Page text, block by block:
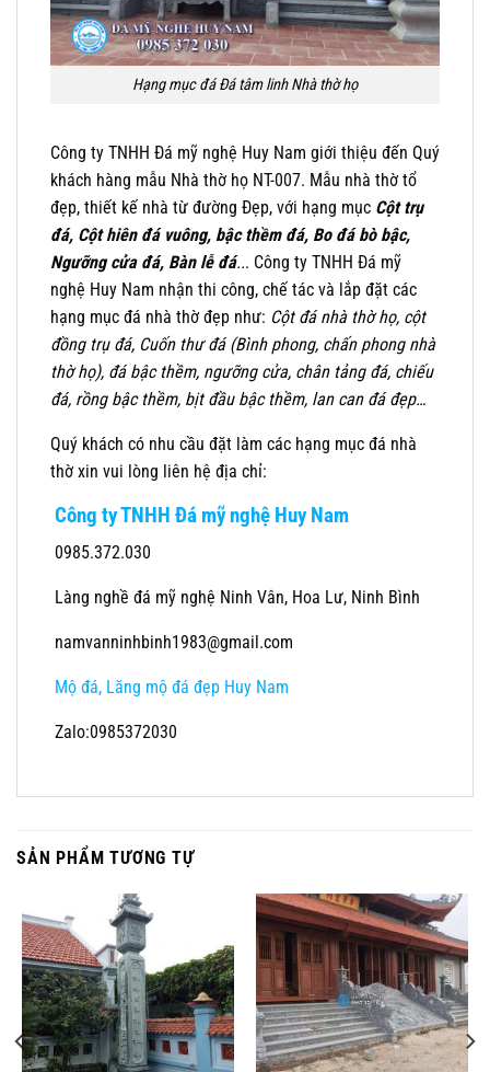
Hạng mục đá Đá tâm linh Nhà thờ họ
Công ty TNHH Đá mỹ nghệ Huy Nam giới thiệu đến Quý
khách hàng mẫu Nhà thờ họ NT-007. Mẫu nhà thờ tổ
đẹp, thiết kế nhà từ đường Đẹp, với hạng mục Cột trụ
đá, Cột hiên đá vuông, bậc thềm đá, Bo đá bò bậc,
Ngưỡng cửa đá, Bàn lễ đá... Công ty TNHH Đá mỹ
nghệ Huy Nam nhận thi công, chế tác và lắp đặt các
hạng mục đá nhà thờ đẹp như: Cột đá nhà thờ họ, cột
đồng trụ đá, Cuốn thư đá (Bình phong, chấn phong nhà
thờ họ), đá bậc thềm, ngưỡng cửa, chân tảng đá, chiếu
đá, rồng bậc thềm, bịt đầu bậc thềm, lan can đá đẹp…
Quý khách có nhu cầu đặt làm các hạng mục đá nhà
thờ xin vui lòng liên hệ địa chỉ:
Công ty TNHH Đá mỹ nghệ Huy Nam
0985.372.030
Làng nghề đá mỹ nghệ Ninh Vân, Hoa Lư, Ninh Bình
namvanninhbinh1983@gmail.com
Mộ đá, Lăng mộ đá đẹp Huy Nam
Zalo:0985372030
SẢN PHẨM TƯƠNG TỰ